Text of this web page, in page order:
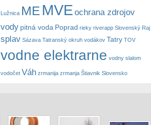
Lužnica ME MVE ochrana zdrojov
vody pitná voda Poprad rieky riverapp Slovenský Raj
splav Sázava Tatranský okruh vodákov Tatry TOV
vodne elektrarne vodny slalom
vodočet Váh zrmanija zrmanja Štiavnik Slovensko